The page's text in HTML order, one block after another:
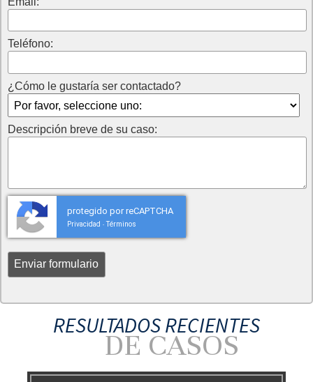
Teléfono:
¿Cómo le gustaría ser contactado?
Descripción breve de su caso:
protegido por reCAPTCHA
Privacidad - Términos
RESULTADOS RECIENTES
DE CASOS